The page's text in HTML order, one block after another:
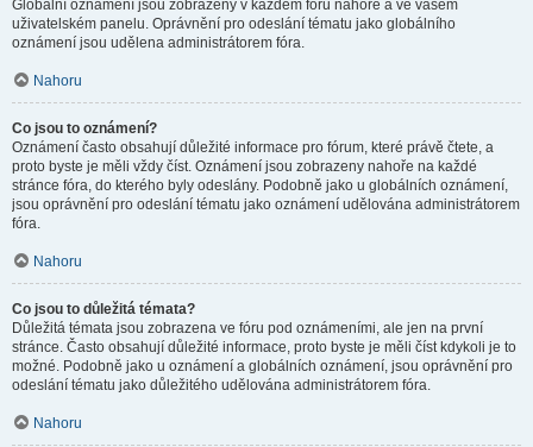
Globální oznámení jsou zobrazeny v každém fóru nahoře a ve vašem
uživatelském panelu. Oprávnění pro odeslání tématu jako globálního
oznámení jsou udělena administrátorem fóra.
Nahoru
Co jsou to oznámení?
Oznámení často obsahují důležité informace pro fórum, které právě čtete, a
proto byste je měli vždy číst. Oznámení jsou zobrazeny nahoře na každé
stránce fóra, do kterého byly odeslány. Podobně jako u globálních oznámení,
jsou oprávnění pro odeslání tématu jako oznámení udělována administrátorem
fóra.
Nahoru
Co jsou to důležitá témata?
Důležitá témata jsou zobrazena ve fóru pod oznámeními, ale jen na první
stránce. Často obsahují důležité informace, proto byste je měli číst kdykoli je to
možné. Podobně jako u oznámení a globálních oznámení, jsou oprávnění pro
odeslání tématu jako důležitého udělována administrátorem fóra.
Nahoru